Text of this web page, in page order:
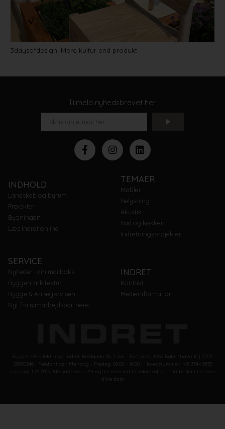
3daysofdesign: Mere kultur end produkt
Tilmeld nyhedsbrevet her
INDHOLD
Landskab og byrum
Projekter
Bygningen
Læs Indret online
TEMAER
Møbler
Belysning
Akustik
Bad og køkken
Indretningsprojekter
SERVICE
Nyheder i din mailboks
Byggeri-arkitektur
Bygge & Anlægsavisen
Nyt fra samarbejdspartnere
INDRET
Kontakt
Medieinformation
Byggeri+Arkitektur og Indret, Bredgade 36. 1. Sal - Forhuset, 1260 København K | CVR:
28890346 | Telefontider: Mandag - Fredag: 09.00 - 16.00 | Hovednummer: +45 3344 5555
Copyright © 2019, MediaXpress | All rights reserved |
Cookie Policy |
Du bestemmer over
dine data